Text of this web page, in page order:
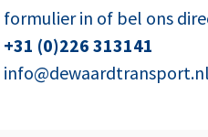
formulier in of bel ons
+31 (0)226 313141
info@dewaardtransport.nl